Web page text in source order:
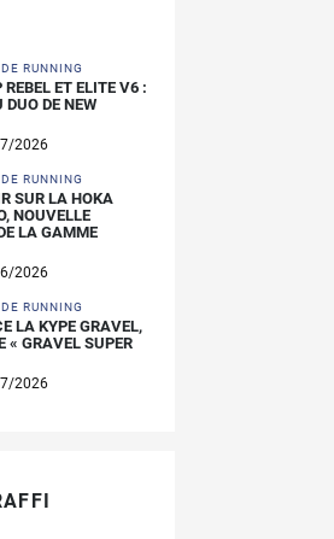
RUNNING
REBEL ET ELITE V6 :
DE NEW
2026
RUNNING
SUR LA HOKA
NOUVELLE
LA GAMME
2026
RUNNING
LA KYPE GRAVEL,
« GRAVEL SUPER
2026